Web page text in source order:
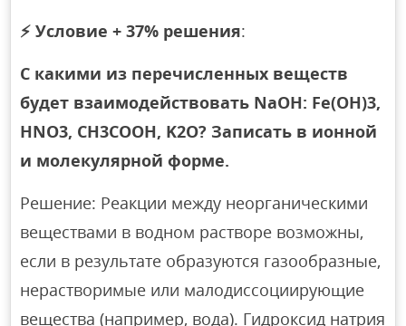
⚡ Условие + 37% решения:
С какими из перечисленных веществ
будет взаимодействовать NaOH: Fe(OH)3,
HNO3, CH3COOH, K2O? Записать в ионной
и молекулярной форме.
Решение: Реакции между неорганическими
веществами в водном растворе возможны,
если в результате образуются газообразные,
нерастворимые или малодиссоциирующие
вещества (например, вода). Гидроксид натрия